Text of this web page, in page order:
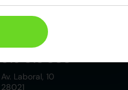
919 015 000
Av. Laboral, 10
28021